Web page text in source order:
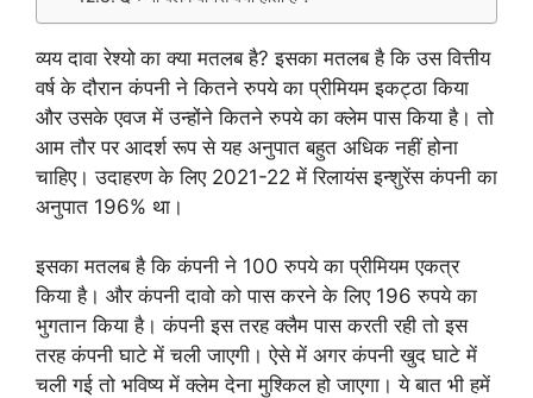
व्यय दावा रेश्यो का क्या मतलब है? इसका मतलब है कि उस वित्तीय
वर्ष के दौरान कंपनी ने कितने रुपये का प्रीमियम इकट्ठा किया
और उसके एवज में उन्होंने कितने रुपये का क्लेम पास किया है। तो
आम तौर पर आदर्श रूप से यह अनुपात बहुत अधिक नहीं होना
चाहिए। उदाहरण के लिए 2021-22 में रिलायंस इन्शुरेंस कंपनी का
अनुपात 196% था।
इसका मतलब है कि कंपनी ने 100 रुपये का प्रीमियम एकत्र
किया है। और कंपनी दावो को पास करने के लिए 196 रुपये का
भुगतान किया है। कंपनी इस तरह क्लैम पास करती रही तो इस
तरह कंपनी घाटे में चली जाएगी। ऐसे में अगर कंपनी खुद घाटे में
चली गई तो भविष्य में क्लेम देना मुश्किल हो जाएगा। ये बात भी हमें